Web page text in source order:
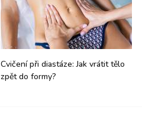
Cvičení při diastáze: Jak vrátit tělo
zpět do formy?